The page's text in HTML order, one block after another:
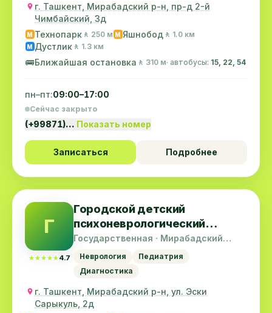
г. Ташкент, Мирабадский р-н, пр-д 2-й
Чимбайский, 3д
M Технопарк 🚶 250 м M Яшнобод 🚶 1.0 км
M Дустлик 🚶 1.3 км
🚌Ближайшая остановка 🚶 310 м· автобусы: 15, 22, 54
пн–пт:09:00–17:00
Сейчас закрыто
(+99871)… Показать номер
Записаться Подробнее
Г
★★★★★
★★★★★ 4.7
Городской детский
психоневрологический
диспансер
Государственная · Мирабадский
Неврология
Педиатрия
Диагностика
г. Ташкент, Мирабадский р-н, ул. Эски
Сарыкуль, 2д